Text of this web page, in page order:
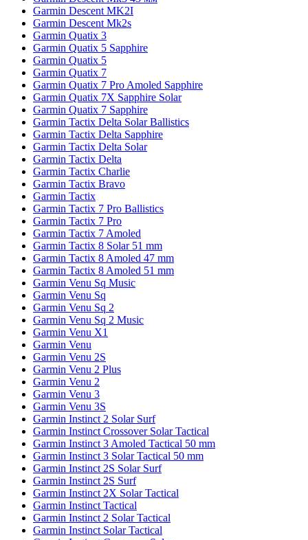
Garmin Descent MK2I
Garmin Descent Mk2s
Garmin Quatix 3
Garmin Quatix 5 Sapphire
Garmin Quatix 5
Garmin Quatix 7
Garmin Quatix 7 Pro Amoled Sapphire
Garmin Quatix 7X Sapphire Solar
Garmin Quatix 7 Sapphire
Garmin Tactix Delta Solar Ballistics
Garmin Tactix Delta Sapphire
Garmin Tactix Delta Solar
Garmin Tactix Delta
Garmin Tactix Charlie
Garmin Tactix Bravo
Garmin Tactix
Garmin Tactix 7 Pro Ballistics
Garmin Tactix 7 Pro
Garmin Tactix 7 Amoled
Garmin Tactix 8 Solar 51 mm
Garmin Tactix 8 Amoled 47 mm
Garmin Tactix 8 Amoled 51 mm
Garmin Venu Sq Music
Garmin Venu Sq
Garmin Venu Sq 2
Garmin Venu Sq 2 Music
Garmin Venu X1
Garmin Venu
Garmin Venu 2S
Garmin Venu 2 Plus
Garmin Venu 2
Garmin Venu 3
Garmin Venu 3S
Garmin Instinct 2 Solar Surf
Garmin Instinct Crossover Solar Tactical
Garmin Instinct 3 Amoled Tactical 50 mm
Garmin Instinct 3 Solar Tactical 50 mm
Garmin Instinct 2S Solar Surf
Garmin Instinct 2S Surf
Garmin Instinct 2X Solar Tactical
Garmin Instinct Tactical
Garmin Instinct 2 Solar Tactical
Garmin Instinct Solar Tactical